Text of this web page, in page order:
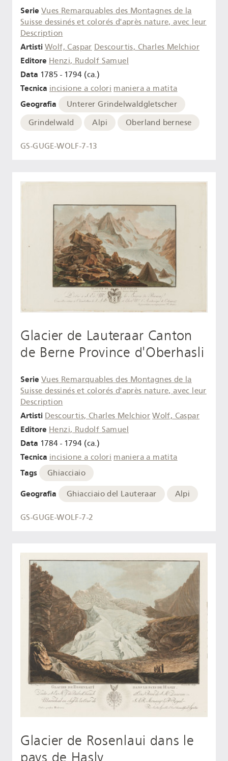
Serie Vues Remarquables des Montagnes de la
Suisse dessinés et colorés d'après nature, avec leur
Description
Artisti Wolf, Caspar Descourtis, Charles Melchior
Editore Henzi, Rudolf Samuel
Data 1785 - 1794 (ca.)
Tecnica incisione a colori maniera a matita
Geografia
Unterer Grindelwaldgletscher
Grindelwald
Alpi Oberland bernese
GS-GUGE-WOLF-7-13
Glacier de Lauteraar Canton
de Berne Province d'Oberhasli
Serie Vues Remarquables des Montagnes de la
Suisse dessinés et colorés d'après nature, avec leur
Description
Artisti Descourtis, Charles Melchior Wolf, Caspar
Editore Henzi, Rudolf Samuel
Data 1784 - 1794 (ca.)
Tecnica incisione a colori maniera a matita
Tags Ghiacciaio
Geografia Ghiacciaio del Lauteraar Alpi
GS-GUGE-WOLF-7-2
Glacier de Rosenlaui dans le
pays de Hasly